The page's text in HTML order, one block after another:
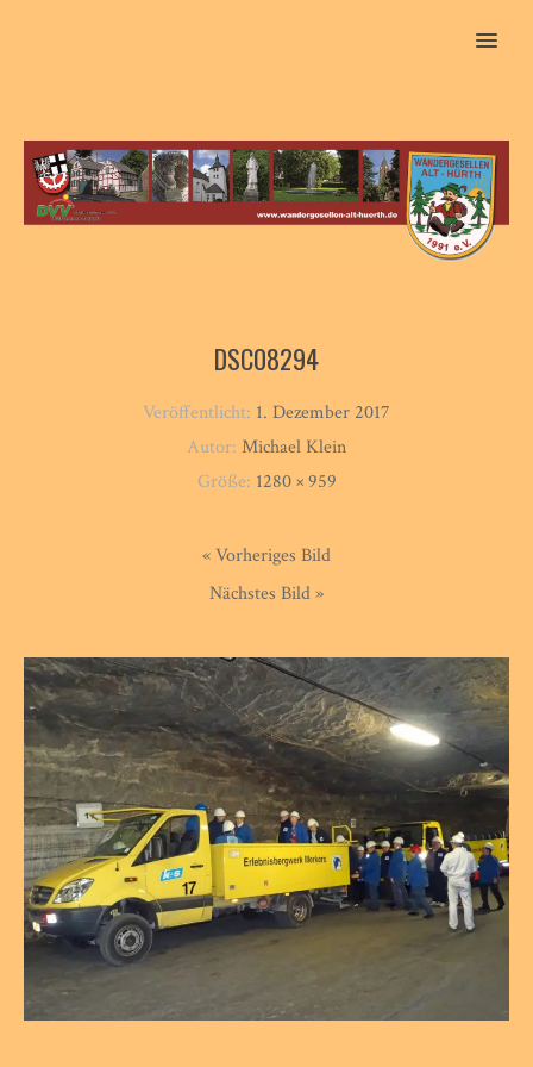
MENU
DSC08294
Veröffentlicht: 1. Dezember 2017
Autor: Michael Klein
Größe: 1280 × 959
« Vorheriges Bild
Nächstes Bild »